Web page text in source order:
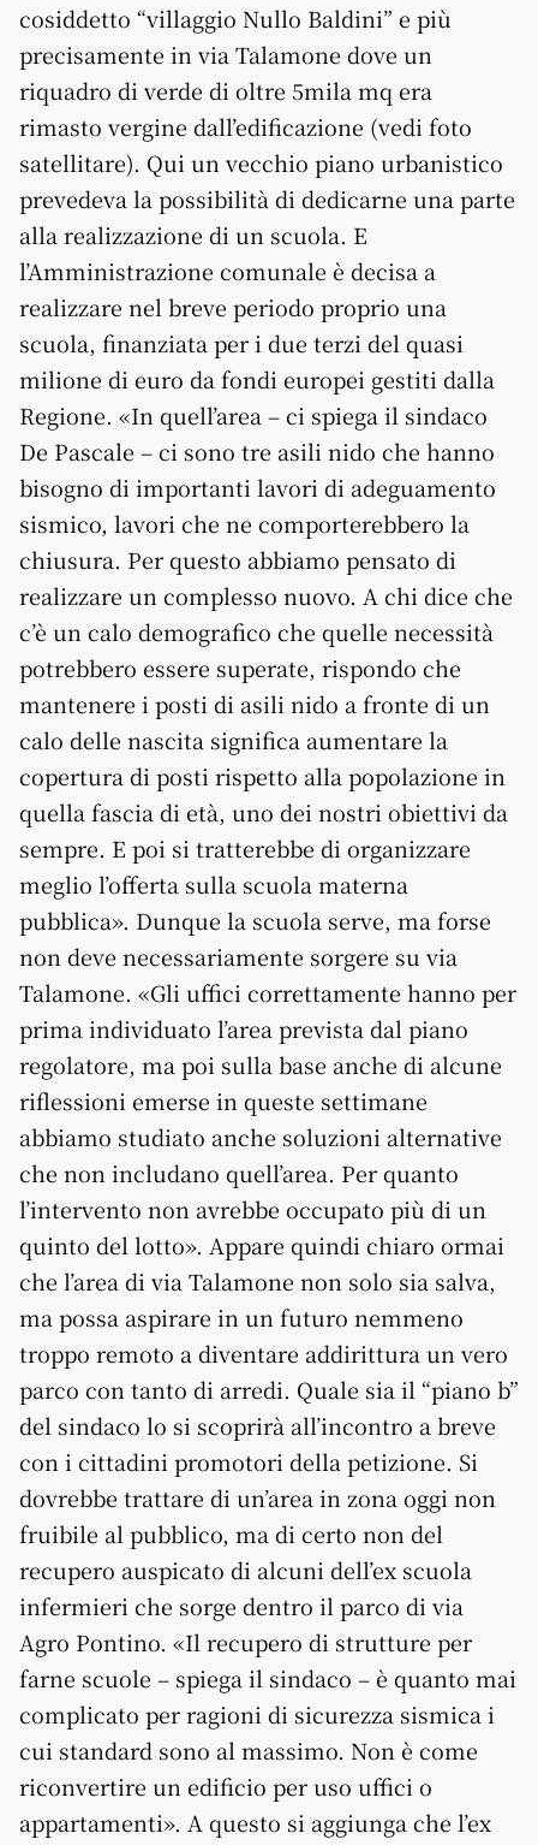
cosiddetto “villaggio Nullo Baldini” e più
precisamente in via Talamone dove un
riquadro di verde di oltre 5mila mq era
rimasto vergine dall’edificazione (vedi foto
satellitare). Qui un vecchio piano urbanistico
prevedeva la possibilità di dedicarne una parte
alla realizzazione di un scuola. E
l’Amministrazione comunale è decisa a
realizzare nel breve periodo proprio una
scuola, finanziata per i due terzi del quasi
milione di euro da fondi europei gestiti dalla
Regione. «In quell’area – ci spiega il sindaco
De Pascale – ci sono tre asili nido che hanno
bisogno di importanti lavori di adeguamento
sismico, lavori che ne comporterebbero la
chiusura. Per questo abbiamo pensato di
realizzare un complesso nuovo. A chi dice che
c’è un calo demografico che quelle necessità
potrebbero essere superate, rispondo che
mantenere i posti di asili nido a fronte di un
calo delle nascita significa aumentare la
copertura di posti rispetto alla popolazione in
quella fascia di età, uno dei nostri obiettivi da
sempre. E poi si tratterebbe di organizzare
meglio l’offerta sulla scuola materna
pubblica». Dunque la scuola serve, ma forse
non deve necessariamente sorgere su via
Talamone. «Gli uffici correttamente hanno per
prima individuato l’area prevista dal piano
regolatore, ma poi sulla base anche di alcune
riflessioni emerse in queste settimane
abbiamo studiato anche soluzioni alternative
che non includano quell’area. Per quanto
l’intervento non avrebbe occupato più di un
quinto del lotto». Appare quindi chiaro ormai
che l’area di via Talamone non solo sia salva,
ma possa aspirare in un futuro nemmeno
troppo remoto a diventare addirittura un vero
parco con tanto di arredi. Quale sia il “piano b”
del sindaco lo si scoprirà all’incontro a breve
con i cittadini promotori della petizione. Si
dovrebbe trattare di un’area in zona oggi non
fruibile al pubblico, ma di certo non del
recupero auspicato di alcuni dell’ex scuola
infermieri che sorge dentro il parco di via
Agro Pontino. «Il recupero di strutture per
farne scuole – spiega il sindaco – è quanto mai
complicato per ragioni di sicurezza sismica i
cui standard sono al massimo. Non è come
riconvertire un edificio per uso uffici o
appartamenti». A questo si aggiunga che l’ex